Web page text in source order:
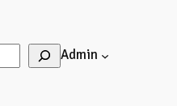
Admin